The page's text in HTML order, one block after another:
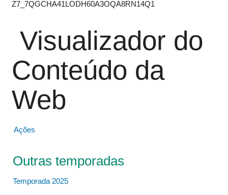
Z7_7QGCHA41LODH60A3OQA8RN14Q1
Visualizador do
Conteúdo da
Web
Ações
Outras temporadas
Temporada 2025